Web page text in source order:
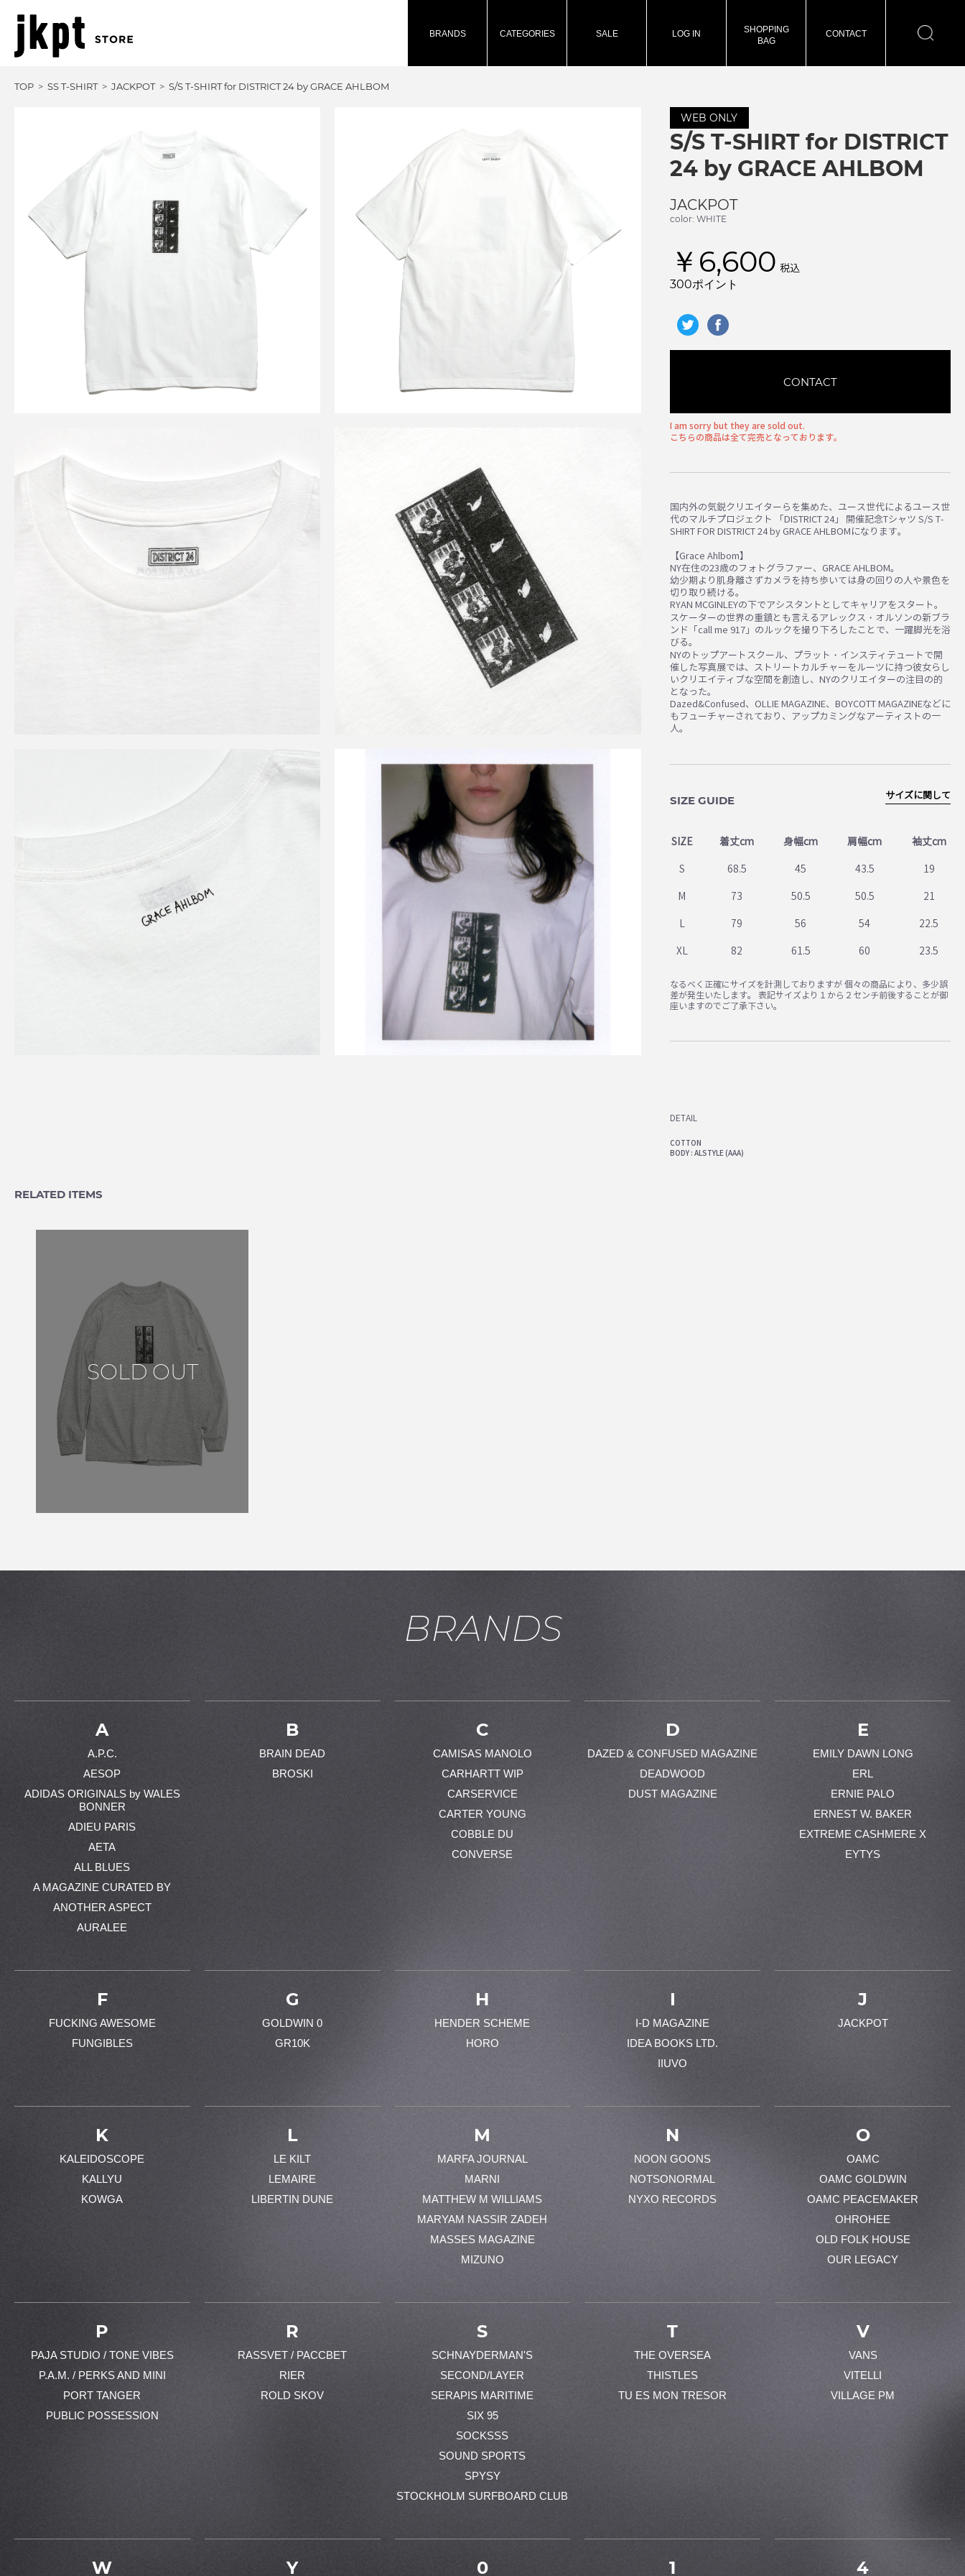
BRANDS CATEGORIES SALE LOG IN
SHOPPING
BAG
CONTACT
TOP SS T-SHIRT JACKPOT S/S T-SHIRT for DISTRICT 24 by GRACE AHLBOM
WEB ONLY
S/S T-SHIRT for DISTRICT
24 by GRACE AHLBOM
JACKPOT
color: WHITE
￥6,600 税込
300ポイント
CONTACT
I am sorry but they are sold out.
こちらの商品は全て完売となっております。
国内外の気鋭クリエイターらを集めた、ユース世代によるユース世
代のマルチプロジェクト 「DISTRICT 24」 開催記念Tシャツ S/S T-
SHIRT FOR DISTRICT 24 by GRACE AHLBOMになります。
【Grace Ahlbom】
NY在住の23歳のフォトグラファー、GRACE AHLBOM。
幼少期より肌身離さずカメラを持ち歩いては身の回りの人や景色を
切り取り続ける。
RYAN MCGINLEYの下でアシスタントとしてキャリアをスタート。
スケーターの世界の重鎮とも言えるアレックス・オルソンの新ブラ
ンド「call me 917」のルックを撮り下ろしたことで、一躍脚光を浴
びる。
NYのトップアートスクール、プラット・インスティテュートで開
催した写真展では、ストリートカルチャーをルーツに持つ彼女らし
いクリエイティブな空間を創造し、NYのクリエイターの注目の的
となった。
Dazed&Confused、OLLIE MAGAZINE、BOYCOTT MAGAZINEなどに
もフューチャーされており、アップカミングなアーティストの一
人。
SIZE GUIDE
SIZE 着丈cm 身幅cm 肩幅cm 袖丈cm
S 68.5 45 43.5 19
M 73 50.5 50.5 21
L 79 56 54 22.5
XL 82 61.5 60 23.5
サイズに関して
なるべく正確にサイズを計測しておりますが 個々の商品により、多少誤
差が発生いたします。 表記サイズより１から２センチ前後することが御
座いますのでご了承下さい。
DETAIL
COTTON
BODY : ALSTYLE (AAA)
RELATED ITEMS
SOLD OUT
BRANDS
A
A.P.C.
AESOP
ADIDAS ORIGINALS by WALES
BONNER
ADIEU PARIS
AETA
ALL BLUES
A MAGAZINE CURATED BY
ANOTHER ASPECT
AURALEE
B
BRAIN DEAD
BROSKI
C
CAMISAS MANOLO
CARHARTT WIP
CARSERVICE
CARTER YOUNG
COBBLE DU
CONVERSE
D
DAZED & CONFUSED MAGAZINE
DEADWOOD
DUST MAGAZINE
E
EMILY DAWN LONG
ERL
ERNIE PALO
ERNEST W. BAKER
EXTREME CASHMERE X
EYTYS
F
FUCKING AWESOME
FUNGIBLES
G
GOLDWIN 0
GR10K
H
HENDER SCHEME
HORO
I
I-D MAGAZINE
IDEA BOOKS LTD.
IIUVO
J
JACKPOT
K
KALEIDOSCOPE
KALLYU
KOWGA
L
LE KILT
LEMAIRE
LIBERTIN DUNE
M
MARFA JOURNAL
MARNI
MATTHEW M WILLIAMS
MARYAM NASSIR ZADEH
MASSES MAGAZINE
MIZUNO
N
NOON GOONS
NOTSONORMAL
NYXO RECORDS
O
OAMC
OAMC GOLDWIN
OAMC PEACEMAKER
OHROHEE
OLD FOLK HOUSE
OUR LEGACY
P
PAJA STUDIO / TONE VIBES
P.A.M. / PERKS AND MINI
PORT TANGER
PUBLIC POSSESSION
R
RASSVET / PACCBET
RIER
ROLD SKOV
S
SCHNAYDERMAN'S
SECOND/LAYER
SERAPIS MARITIME
SIX 95
SOCKSSS
SOUND SPORTS
SPYSY
STOCKHOLM SURFBOARD CLUB
T
THE OVERSEA
THISTLES
TU ES MON TRESOR
V
VANS
VITELLI
VILLAGE PM
W Y 0 1 4